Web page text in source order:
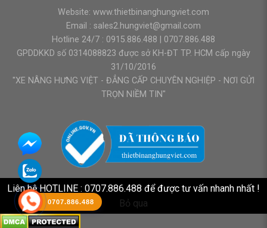
Website: www.thietbinanghungviet.com
Email : sales2.hungviet@gmail.com
Hotline 24/7 : 0915.886.488
0707.886.488
GPDDKKD số 0314088823 được sở KH-ĐT TP. HCM cấp ngày
31/10/2016
"XE NÂNG HƯNG VIỆT - ĐẲNG CẤP CHUYÊN NGHIỆP - NƠI GỬI
TRỌN NIỀM TIN"
Liên hệ HOTLINE : 0707.886.488 để được tư vấn nhanh nhất !
Bỏ qua
0707.886.488